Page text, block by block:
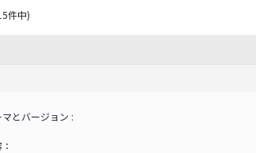
件中)
とバージョン :